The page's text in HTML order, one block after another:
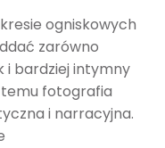
ogniskowych
zarówno
i bardziej intymny
fotografia
i narracyjna.